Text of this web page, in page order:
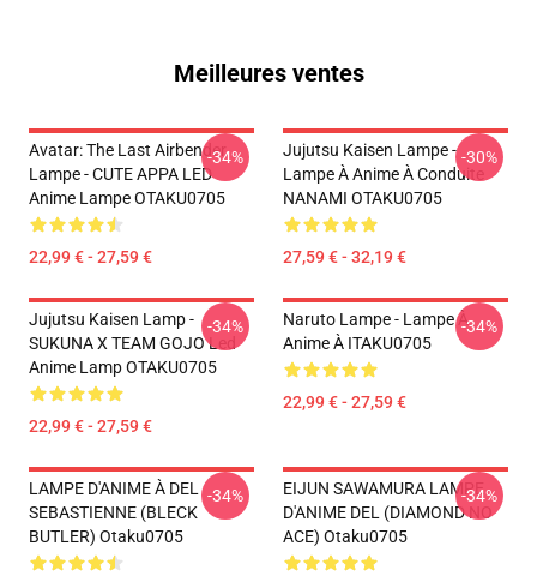
Meilleures ventes
Avatar: The Last Airbender
Lampe - CUTE APPA LED
Anime Lampe OTAKU0705
22,99 € - 27,59 €
-34%
Jujutsu Kaisen Lampe -
Lampe À Anime À Conduite
NANAMI OTAKU0705
27,59 € - 32,19 €
-30%
Jujutsu Kaisen Lamp -
SUKUNA X TEAM GOJO Led
Anime Lamp OTAKU0705
22,99 € - 27,59 €
-34%
Naruto Lampe - Lampe À
Anime À ITAKU0705
22,99 € - 27,59 €
-34%
LAMPE D'ANIME À DEL
SEBASTIENNE (BLECK
BUTLER) Otaku0705
-34%
EIJUN SAWAMURA LAMPE
D'ANIME DEL (DIAMOND NO
ACE) Otaku0705
-34%